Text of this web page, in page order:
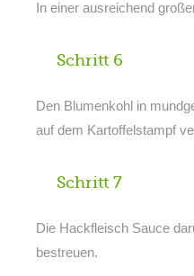
In einer ausreichend
Schritt 6
Den Blumenkohl in
auf dem Kartoffelstampf
Schritt 7
Die Hackfleisch Sauce
bestreuen.